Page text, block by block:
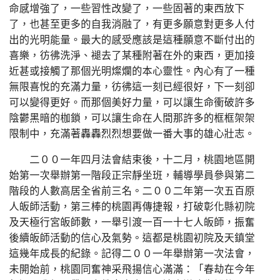
命感增強了，一些習性改變了，一些固著的東西放下
了，也甚至更多的自我消融了，有更多願意對更多人付
出的光明能量。最大的感受應該是這種願意不斷付出的
喜樂，彷彿洗淨、褪去了某種附著在外的東西，更加接
近甚或接觸了那個光明燦爛的本心靈性。內心有了一種
無限喜悅的充滿力量，彷彿這一刻已經很好，下一刻卻
可以變得更好。而那個美好力量，可以讓生命衝破許多
陰鬱黑暗的枷鎖，可以讓生命在人間那許多的框框架架
限制中，充滿著轟轟烈烈想要做一番大事的雄心壯志。
二００一年四月法會結束後，十二月，桃園地區開
始第一次舉辦第一階段正宗靜坐班，輔導學員參與第二
階段的人數高居全省前三名。二００二年第一次五百原
人皈師活動，第三棒的桃園再傳捷報，打破彰化縣初院
及天極行宮皈師數，一舉引渡一百一十七人皈師，振奮
後續皈師活動的信心及氣勢。這都是桃園初院及天鎮堂
這幾年成長的紀錄。記得二００一年舉辦第一次法會，
未開始前，桃園同奮神采飛揚信心滿滿：「春劫在今年